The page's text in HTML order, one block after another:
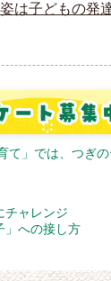
は子どもの発
て」では、つぎ
チャレンジ
」への接し方